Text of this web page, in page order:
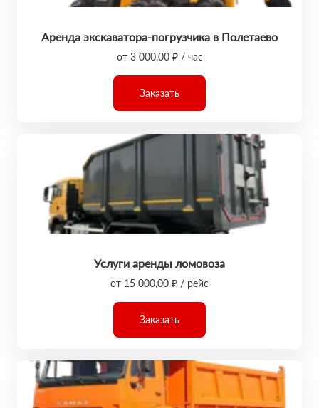
Аренда экскаватора-погрузчика в Полетаево
от 3 000,00 ₽ / час
Заказать
Услуги аренды ломовоза
от 15 000,00 ₽ / рейс
Заказать